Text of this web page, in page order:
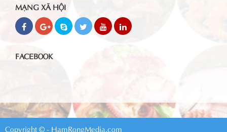
MẠNG XÃ HỘI
FACEBOOK
Copyright © - HamRongMedia.com